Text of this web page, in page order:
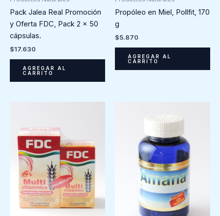
Pack Jalea Real Promoción
y Oferta FDC, Pack 2 x 50
cápsulas.
$17.630
AGREGAR AL
CARRITO
Propóleo en Miel, Pollfit, 170
g
$5.870
AGREGAR AL
CARRITO